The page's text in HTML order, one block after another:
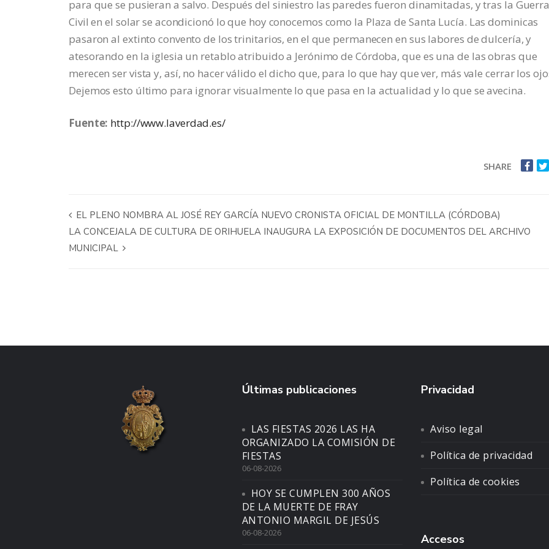
para que se pusieran a salvo. Después del siniestro las paredes fueron dinamitadas, y tras la
Civil en el solar se acondicionó lo que hoy conocemos como la Plaza de Santa Lucía. Las dominicas
pasaron al extinto convento de los trinitarios, en el que permanecen en sus labores de dulcería, y
atesorando en la iglesia un retablo atribuido a Jerónimo de Córdoba, que es una de las obras que
merecen ser vista y, así, no hacer válido el dicho que, para lo que hay que ver, más vale cerrar los
Dejemos esto último para ignorar visualmente lo que pasa en la actualidad y lo que se avecina.
Fuente: http://www.laverdad.es/
SHARE
EL PLENO NOMBRA AL JOSÉ REY GARCÍA NUEVO CRONISTA OFICIAL DE MONTILLA (CÓRDOBA)
LA CONCEJALA DE CULTURA DE ORIHUELA INAUGURA LA EXPOSICIÓN DE DOCUMENTOS DEL ARCHIVO
MUNICIPAL
Últimas publicaciones
LAS FIESTAS 2026 LAS HA
ORGANIZADO LA COMISIÓN DE
FIESTAS
06-08-2026
HOY SE CUMPLEN 300 AÑOS
DE LA MUERTE DE FRAY
ANTONIO MARGIL DE JESÚS
06-08-2026
Privacidad
Aviso legal
Política de privacidad
Política de cookies
Accesos